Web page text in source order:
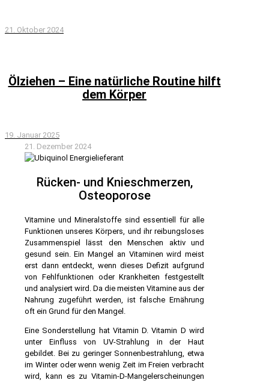
21. Oktober 2024
Ölziehen – Eine natürliche Routine hilft
dem Körper
19. Januar 2025
21. Dezember 2024
Rücken- und Knieschmerzen,
Osteoporose
Vitamine und Mineralstoffe sind essentiell für alle
Funktionen unseres Körpers, und ihr reibungsloses
Zusammenspiel lässt den Menschen aktiv und
gesund sein. Ein Mangel an Vitaminen wird meist
erst dann entdeckt, wenn dieses Defizit aufgrund
von Fehlfunktionen oder Krankheiten festgestellt
und analysiert wird. Da die meisten Vitamine aus der
Nahrung zugeführt werden, ist falsche Ernährung
oft ein Grund für den Mangel.
Eine Sonderstellung hat Vitamin D. Vitamin D wird
unter Einfluss von UV-Strahlung in der Haut
gebildet. Bei zu geringer Sonnenbestrahlung, etwa
im Winter oder wenn wenig Zeit im Freien verbracht
wird, kann es zu Vitamin-D-Mangelerscheinungen